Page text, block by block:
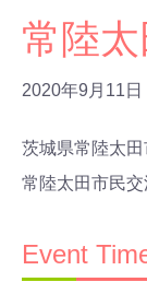
常陸
2020年9月11日
茨城県常陸太
常陸太田市民
Event